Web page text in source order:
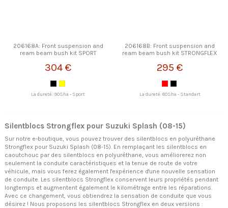
206168A: Front suspension and
ream beam bush kit SPORT
304 €
La dureté: 90Sha - Sport
206168B: Front suspension and
ream beam bush kit STRONGFLEX
295 €
La dureté: 80Sha - Standart
Silentblocs Strongflex pour Suzuki Splash (08-15)
Sur notre e-boutique, vous pouvez trouver des silentblocs en polyuréthane
Strongflex pour Suzuki Splash (08-15). En remplaçant les silentblocs en
caoutchouc par des silentblocs en polyuréthane, vous améliorerez non
seulement la conduite caractéristiques et la tenue de route de votre
véhicule, mais vous ferez également l'expérience d'une nouvelle sensation
de conduite. Les silentblocs Strongflex conservent leurs propriétés pendant
longtemps et augmentent également le kilométrage entre les réparations.
Avec ce changement, vous obtiendrez la sensation de conduite que vous
désirez ! Nous proposons les silentblocs Strongflex en deux versions :